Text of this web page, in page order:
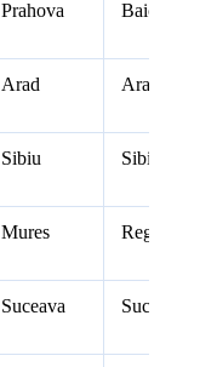
Prahova Baicoi
Arad Arad
Sibiu Sibiu
Mures Reghin
Suceava Suceava